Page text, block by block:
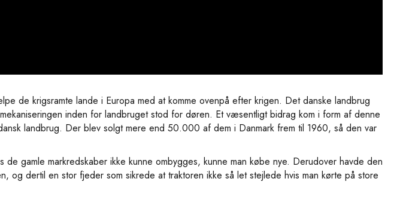
de krigsramte lande i Europa med at komme ovenpå efter krigen. Det danske landbrug
inden for landbruget stod for døren. Et væsentligt bidrag kom i form af denne
landbrug. Der blev solgt mere end 50.000 af dem i Danmark frem til 1960, så den var
gamle markredskaber ikke kunne ombygges, kunne man købe nye. Derudover havde den
dertil en stor fjeder som sikrede at traktoren ikke så let stejlede hvis man kørte på store